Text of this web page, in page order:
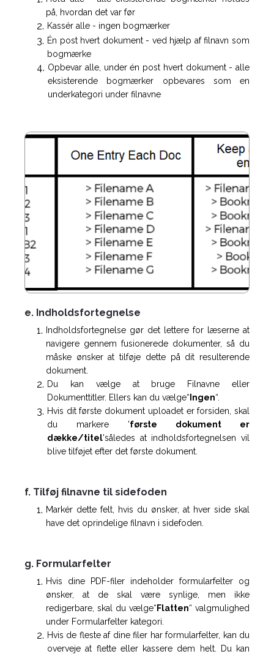
på, hvordan det var før
Kassér alle - ingen bogmærker
Én post hvert dokument - ved hjælp af filnavn som
bogmærke
Opbevar alle, under én post hvert dokument - alle
eksisterende bogmærker opbevares som en
underkategori under filnavne
e. Indholdsfortegnelse
Indholdsfortegnelse gør det lettere for læserne at
navigere gennem fusionerede dokumenter, så du
måske ønsker at tilføje dette på dit resulterende
dokument.
Du kan vælge at bruge Filnavne eller
Dokumenttitler. Ellers kan du vælge“ Ingen“.
Hvis dit første dokument uploadet er forsiden, skal
du markere 'første dokument er
dække/titel'således at indholdsfortegnelsen vil
blive tilføjet efter det første dokument.
f. Tilføj filnavne til sidefoden
Markér dette felt, hvis du ønsker, at hver side skal
have det oprindelige filnavn i sidefoden.
g. Formularfelter
Hvis dine PDF-filer indeholder formularfelter og
ønsker, at de skal være synlige, men ikke
redigerbare, skal du vælge“ Flatten“ valgmulighed
under Formularfelter kategori.
Hvis de fleste af dine filer har formularfelter, kan du
overveje at flette eller kassere dem helt. Du kan